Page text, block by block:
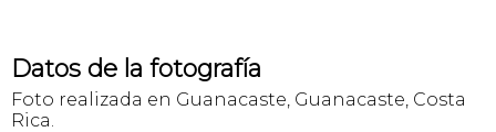
Datos de la fotografía
Foto realizada en Guanacaste, Guanacaste, Costa
Rica.